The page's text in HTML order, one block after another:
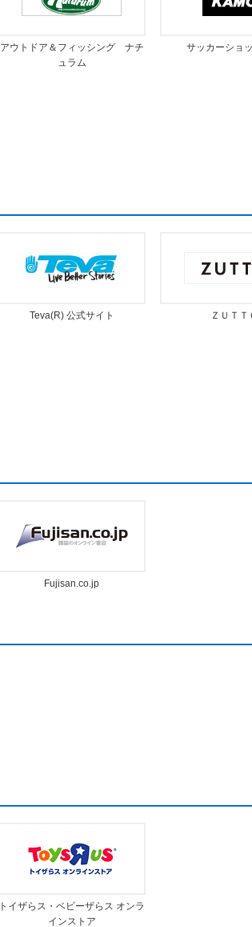
アウトドア＆フィッシング ナチ
ュラム
サッカーショ
Teva(R) 公式サイト ＺＵＴＴ
Fujisan.co.jp
トイザらス・ベビーザらス オンラ
インストア